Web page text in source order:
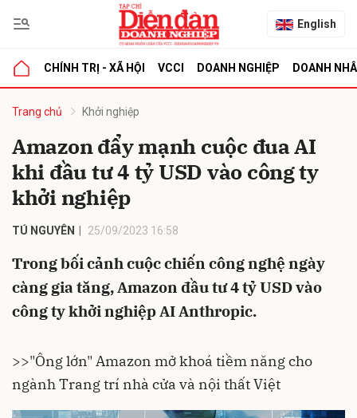
English
CHÍNH TRỊ - XÃ HỘI VCCI DOANH NGHIỆP DOANH
Trang chủ Khởi nghiệp
Amazon đẩy mạnh cuộc đua AI
khi đầu tư 4 tỷ USD vào công ty
khởi nghiệp
TÚ NGUYÊN 25/09/2023 16:58
Trong bối cảnh cuộc chiến công nghệ ngày
càng gia tăng, Amazon đầu tư 4 tỷ USD vào
công ty khởi nghiệp AI Anthropic.
>>"Ông lớn" Amazon mở khoá tiềm năng cho
ngành Trang trí nhà cửa và nội thất Việt
luận
Hủy